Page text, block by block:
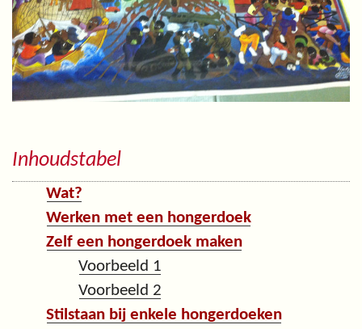
Inhoudstabel
Wat?
Werken met een hongerdoek
Zelf een hongerdoek maken
Voorbeeld 1
Voorbeeld 2
Stilstaan bij enkele hongerdoeken